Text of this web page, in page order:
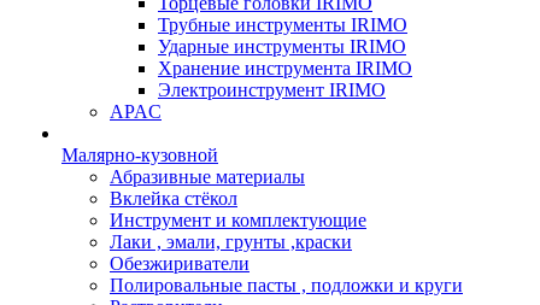
Трубные инструменты IRIMO
Ударные инструменты IRIMO
Хранение инструмента IRIMO
Электроинструмент IRIMO
APAC
Малярно-кузовной
Абразивные материалы
Вклейка стёкол
Инструмент и комплектующие
Лаки , эмали, грунты ,краски
Обезжириватели
Полировальные пасты , подложки и круги